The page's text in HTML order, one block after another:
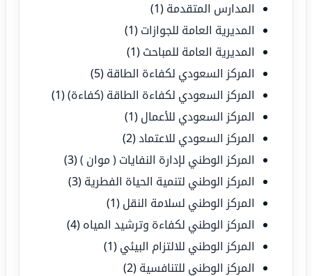
المدارس المتقدمة (1)
المديرية العامة للجوازات (1)
المديرية العامة للمباحث (1)
المركز السعودي لكفاءة الطاقة (5)
المركز السعودي لكفاءة الطاقة (كفاءة)(1)
المركز السعودي للأعمال (1)
المركز السعودي للاعتماد(2)
المركز الوطني لإدارة النفايات ( موان )(3)
المركز الوطني لتنمية الحياة الفطرية (3)
المركز الوطني لسلامة النقل (1)
المركز الوطني لكفاءة وترشيد المياه (4)
المركز الوطني للالتزام البيئي (1)
المركز الوطني للتنافسية (2)